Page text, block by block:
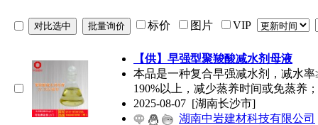
标价 图片 VIP
【供】早强型聚羧酸减水剂母液
本品是一种复合早强减水剂，减水
190%以上，减少蒸养时间或免蒸养
2025-08-07 [湖南长沙市]
湖南中岩建材科技有限公司